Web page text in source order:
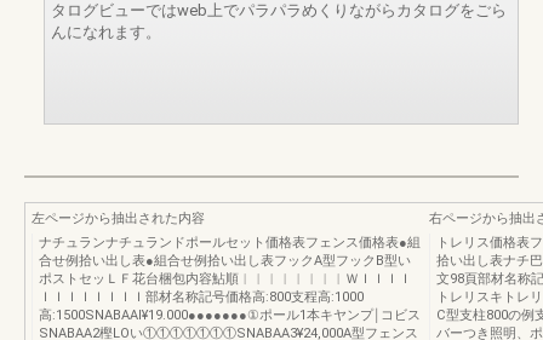
タログビューではweb上でパラパラめくりながらカタログをごら
んになれます。
左ページから抽出された内容
ナチュランナチュランドポールセット価格表フェンス価格表●組
合せ例拾い出し表●組合せ例拾い出し表フックA型フックB型い
ポストセッＬＦ花台梱包内容鮎順︱︱︱︱︱︱︱︱ＷＩＩＩＩ
ＩＩＩＩＩＩＩＩ部材名称記号価格高:800支程高:1000
高:1500SNABAAl¥19.000●●●●●●●①ポール1本キヤンプ￨コビス
SNABAA2樫LOい①①①①①①①SNABAA3¥24,000A型フェンス
右ページから抽出
トレリス価格表
拾い出し表ナチ
文98頁部材名称
トレリスキトレ
C型支柱800の例
バーつき照明、